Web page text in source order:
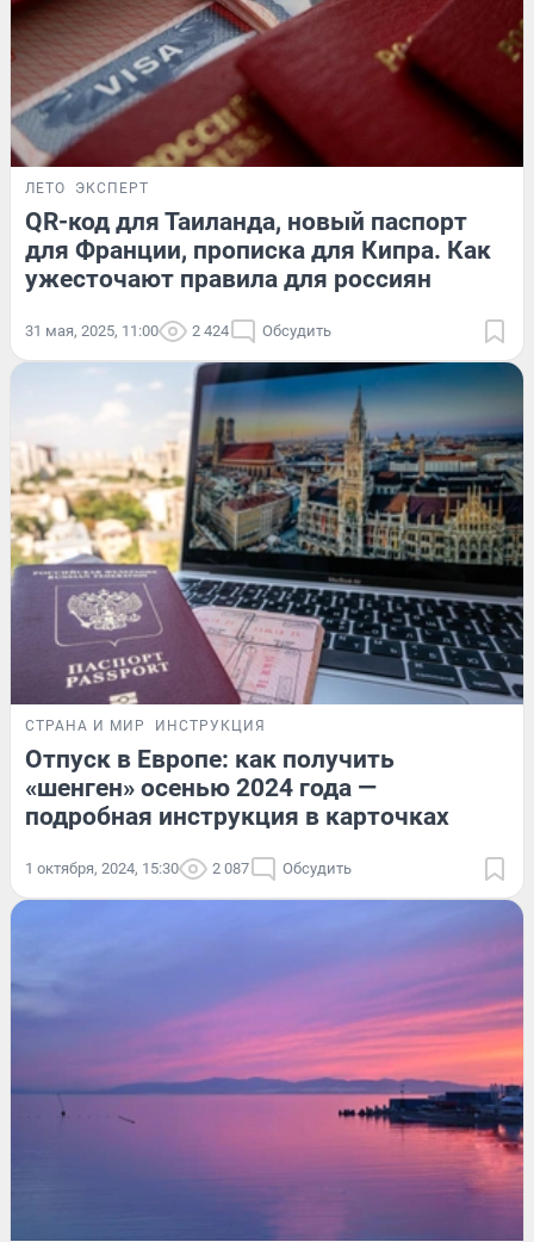
ЛЕТО ЭКСПЕРТ
QR-код для Таиланда, новый паспорт
для Франции, прописка для Кипра. Как
ужесточают правила для россиян
31 мая, 2025, 11:00 2 424 Обсудить
СТРАНА И МИР ИНСТРУКЦИЯ
Отпуск в Европе: как получить
«шенген» осенью 2024 года —
подробная инструкция в карточках
1 октября, 2024, 15:30 2 087 Обсудить